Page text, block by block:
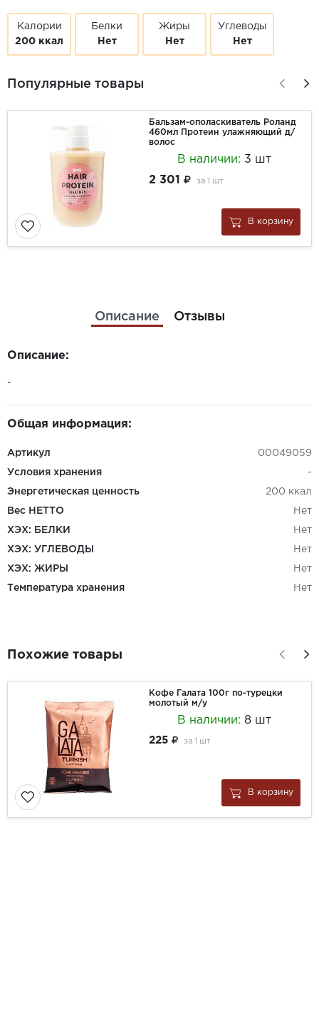
Калории
200 ккал
Белки
Нет
Жиры
Нет
Углеводы
Нет
Популярные товары
Бальзам-ополаскиватель Роланд
460мл Протеин улажняющий д/
волос
В наличии: 3 шт
2 301
за 1 шт
В корзину
Описание Отзывы
Описание:
-
Общая информация:
Артикул 00049059
Условия хранения -
Энергетическая ценность 200 ккал
Вес НЕТТО Нет
ХЭХ: БЕЛКИ Нет
ХЭХ: УГЛЕВОДЫ Нет
ХЭХ: ЖИРЫ Нет
Температура хранения Нет
Похожие товары
Кофе Галата 100г по-турецки
молотый м/у
В наличии:8 шт
225 за 1 шт
В корзину